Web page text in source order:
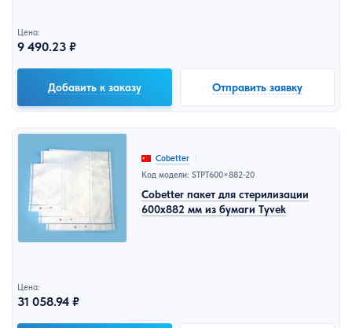
Цена:
9 490.23 ₽
Добавить к заказу Отправить заявку
Cobetter
Код модели: STPT600×882-20
Cobetter пакет для стерилизации
600x882 мм из бумаги Tyvek
Цена:
31 058.94 ₽